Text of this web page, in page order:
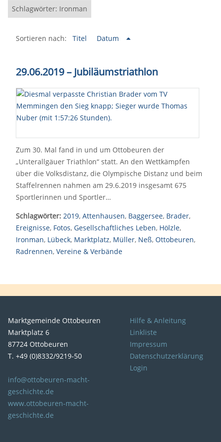
Schlagwörter: Ironman
Sortieren nach: Titel Datum
29.06.2019 – Jubiläumstriathlon
Zum 30. Mal fand in und um Ottobeuren der
„Unterallgäuer Triathlon“ statt. An den Wettkämpfen
über die Volksdistanz, die Olympische Distanz und beim
Staffelrennen nahmen am 29.6.2019 insgesamt 675
Sportlerinnen und Sportler…
Schlagwörter: 2019, Attenhausen, Baggersee, Brader,
Ereignisse, Fotos, Gesellschaftliches Leben, Hölzle,
Ironman, Lübeck, Marktplatz, Müller, Neß, Ottobeuren,
Radrennen, Vereine & Verbände
Marktgemeinde Ottobeuren
Marktplatz 6
87724 Ottobeuren
T. +49 (0)8332/9219-50
info@ottobeuren-macht-
geschichte.de
www.ottobeuren-macht-
geschichte.de
Hilfe & Anleitung
Linkliste
Impressum
Datenschutzerklärung
Login